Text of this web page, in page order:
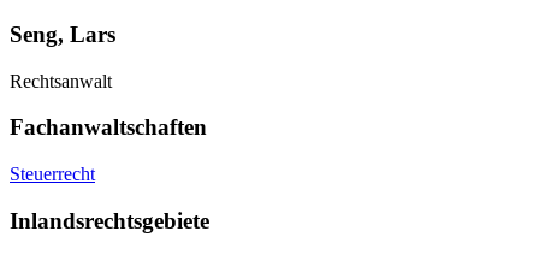
Seng, Lars
Rechtsanwalt
Fachanwaltschaften
Steuerrecht
Inlandsrechtsgebiete